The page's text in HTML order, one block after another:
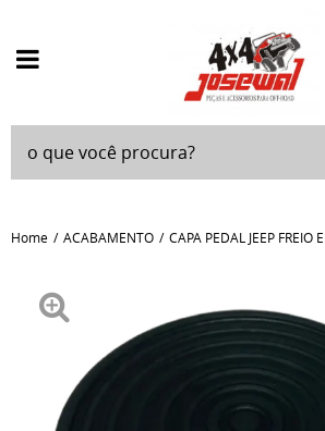
Home ACABAMENTO CAPA PEDAL JEEP FREIO